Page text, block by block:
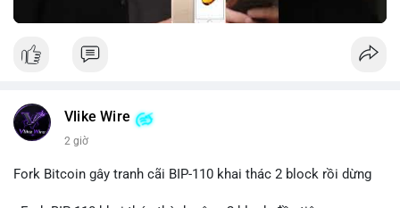
Vlike Wire
2 giờ
Fork Bitcoin gây tranh cãi BIP-110 khai thác 2 block rồi dừng